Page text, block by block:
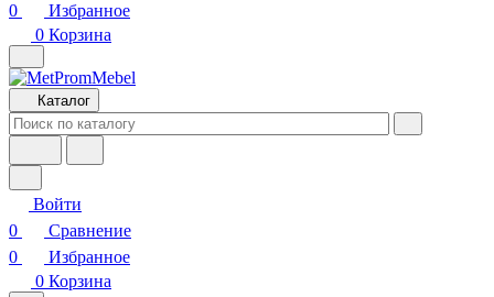
0
Избранное
0 Корзина
Каталог
Войти
0
Сравнение
0
Избранное
0 Корзина